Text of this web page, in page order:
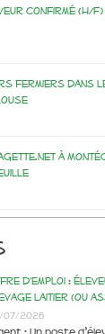
confirmé (H/
fermiers dans
à
d’emploi :
laitier (ou
07/2026